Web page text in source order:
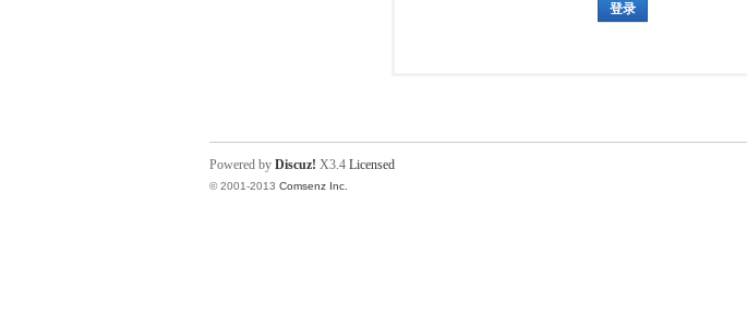
登录
Powered by Discuz! X3.4 Licensed
© 2001-2013 Comsenz Inc.